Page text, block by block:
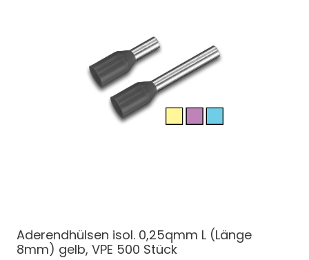
Aderendhülsen isol. 0,25qmm L (Länge
8mm) gelb, VPE 500 Stück